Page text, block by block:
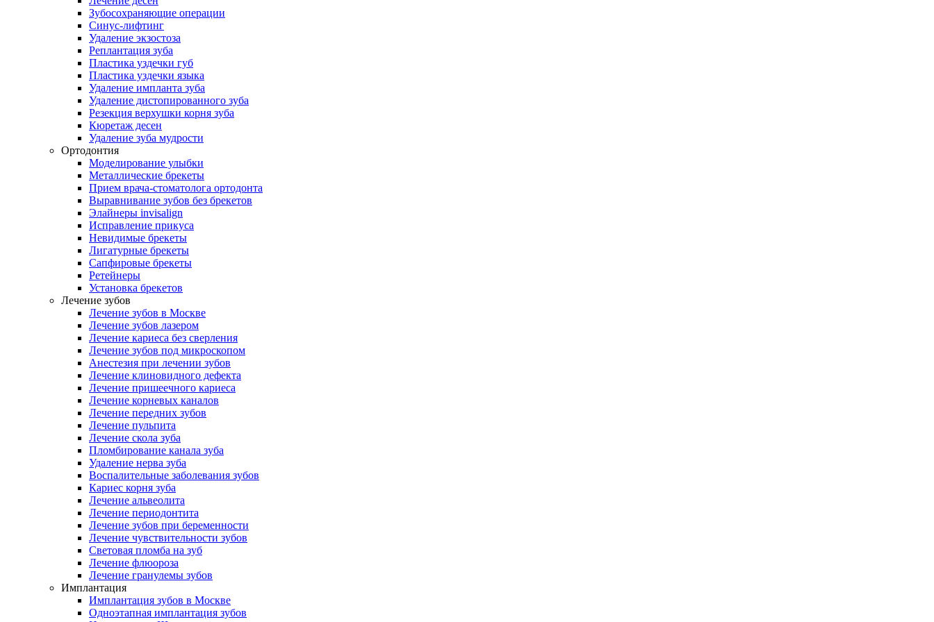
Зубосохраняющие операции
Синус-лифтинг
Удаление экзостоза
Реплантация зуба
Пластика уздечки губ
Пластика уздечки языка
Удаление импланта зуба
Удаление дистопированного зуба
Резекция верхушки корня зуба
Кюретаж десен
Удаление зуба мудрости
Ортодонтия
Моделирование улыбки
Металлические брекеты
Прием врача-стоматолога ортодонта
Выравнивание зубов без брекетов
Элайнеры invisalign
Исправление прикуса
Невидимые брекеты
Лигатурные брекеты
Сапфировые брекеты
Ретейнеры
Установка брекетов
Лечение зубов
Лечение зубов в Москве
Лечение зубов лазером
Лечение кариеса без сверления
Лечение зубов под микроскопом
Анестезия при лечении зубов
Лечение клиновидного дефекта
Лечение пришеечного кариеса
Лечение корневых каналов
Лечение передних зубов
Лечение пульпита
Лечение скола зуба
Пломбирование канала зуба
Удаление нерва зуба
Воспалительные заболевания зубов
Кариес корня зуба
Лечение альвеолита
Лечение периодонтита
Лечение зубов при беременности
Лечение чувствительности зубов
Световая пломба на зуб
Лечение флюороза
Лечение гранулемы зубов
Имплантация
Имплантация зубов в Москве
Одноэтапная имплантация зубов